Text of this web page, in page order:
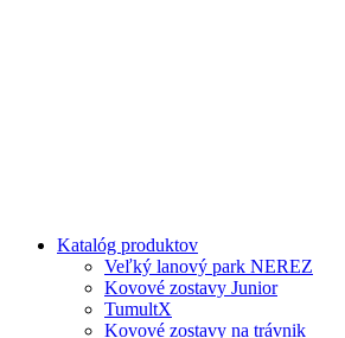
Katalóg produktov
Veľký lanový park NEREZ
Kovové zostavy Junior
TumultX
Kovové zostavy na trávnik